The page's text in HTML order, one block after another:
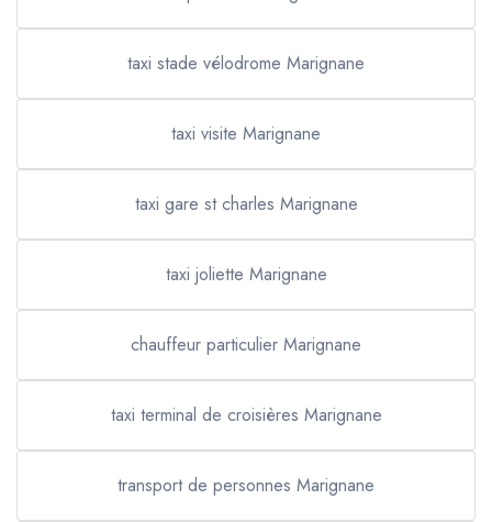
taxi stade vélodrome Marignane
taxi visite Marignane
taxi gare st charles Marignane
taxi joliette Marignane
chauffeur particulier Marignane
taxi terminal de croisières Marignane
transport de personnes Marignane